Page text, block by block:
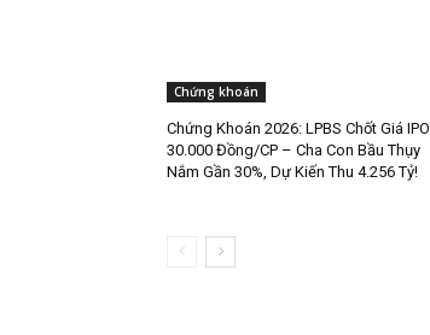
Chứng khoán
Chứng Khoán 2026: LPBS Chốt Giá IPO
30.000 Đồng/CP – Cha Con Bầu Thụy
Nắm Gần 30%, Dự Kiến Thu 4.256 Tỷ!